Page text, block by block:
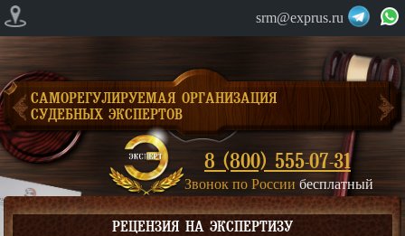
srm@exprus.ru
САМОРЕГУЛИРУЕМАЯ ОРГАНИЗАЦИЯ
СУДЕБНЫХ ЭКСПЕРТОВ
8 (800) 555-07-31
Звонок по России бесплатный
РЕЦЕНЗИЯ НА ЭКСПЕРТИЗУ